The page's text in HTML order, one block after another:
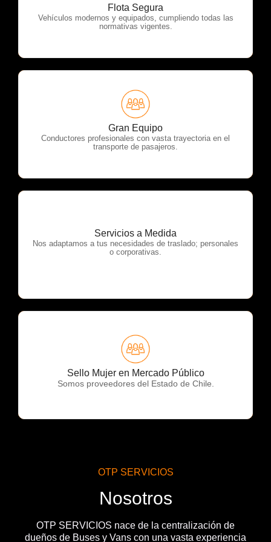
Flota Segura
Vehículos modernos y equipados, cumpliendo todas las
normativas vigentes.
OTP Servicios
Gran Equipo
Conductores profesionales con vasta trayectoria en el
transporte de pasajeros.
OTP Servicios
Servicios a Medida
Nos adaptamos a tus necesidades de traslado; personales
o corporativas.
OTP Servicios
Sello Mujer en Mercado Público
Somos proveedores del Estado de Chile.
OTP Servicios
OTP SERVICIOS
Nosotros
OTP SERVICIOS nace de la centralización de
dueños de Buses y Vans con una vasta experiencia